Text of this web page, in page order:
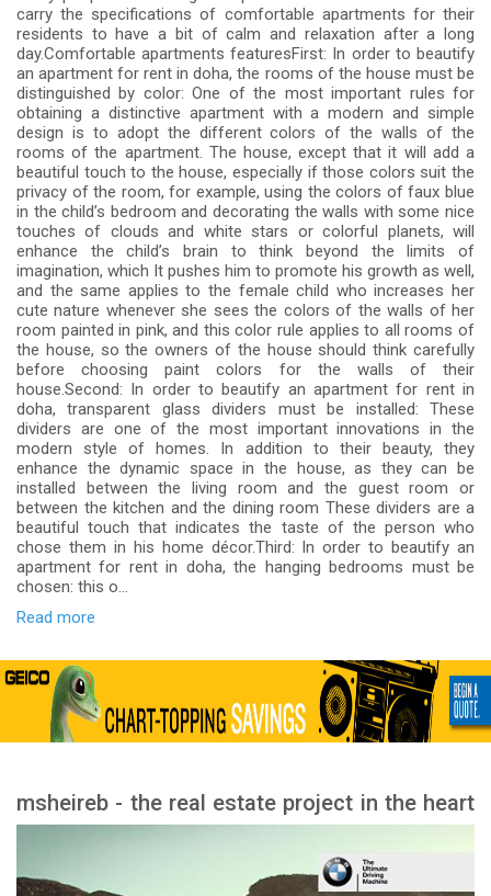
carry the specifications of comfortable apartments for their
residents to have a bit of calm and relaxation after a long
day.Comfortable apartments featuresFirst: In order to beautify
an apartment for rent in doha, the rooms of the house must be
distinguished by color: One of the most important rules for
obtaining a distinctive apartment with a modern and simple
design is to adopt the different colors of the walls of the
rooms of the apartment. The house, except that it will add a
beautiful touch to the house, especially if those colors suit the
privacy of the room, for example, using the colors of faux blue
in the child’s bedroom and decorating the walls with some nice
touches of clouds and white stars or colorful planets, will
enhance the child’s brain to think beyond the limits of
imagination, which It pushes him to promote his growth as well,
and the same applies to the female child who increases her
cute nature whenever she sees the colors of the walls of her
room painted in pink, and this color rule applies to all rooms of
the house, so the owners of the house should think carefully
before choosing paint colors for the walls of their
house.Second: In order to beautify an apartment for rent in
doha, transparent glass dividers must be installed: These
dividers are one of the most important innovations in the
modern style of homes. In addition to their beauty, they
enhance the dynamic space in the house, as they can be
installed between the living room and the guest room or
between the kitchen and the dining room These dividers are a
beautiful touch that indicates the taste of the person who
chose them in his home décor.Third: In order to beautify an
apartment for rent in doha, the hanging bedrooms must be
chosen: this o...
Read more
msheireb - the real estate project in the heart